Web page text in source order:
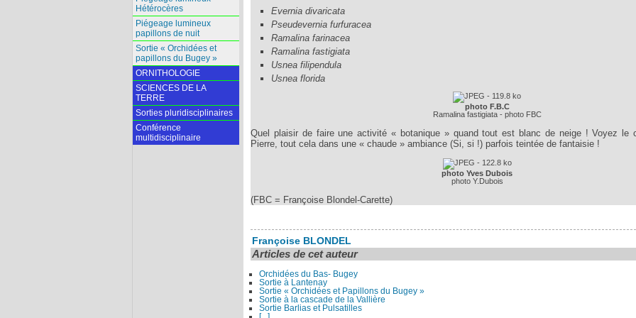
Evernia divaricata
Pseudevernia furfuracea
Ramalina farinacea
Ramalina fastigiata
Usnea filipendula
Usnea florida
photo F.B.C
Ramalina fastigiata - photo FBC
Quel plaisir de faire une activité « botanique » quand tout est blanc de neige ! Voyez le
Pierre, tout cela dans une « chaude » ambiance (Si, si !) parfois teintée de fantaisie !
photo Yves Dubois
photo Y.Dubois
(FBC = Françoise Blondel-Carette)
Françoise BLONDEL
Articles de cet auteur
Orchidées du Bas- Bugey
Sortie à Lantenay
Sortie « Orchidées et Papillons du Bugey »
Sortie à la cascade de la Vallière
Sortie Barlias et Pulsatilles
Hétérocères
Piégeage lumineux
papillons de nuit
Sortie « Orchidées et
papillons du Bugey »
ORNITHOLOGIE
SCIENCES DE LA
TERRE
Sorties pluridisciplinaires
Conférence
multidisciplinaire